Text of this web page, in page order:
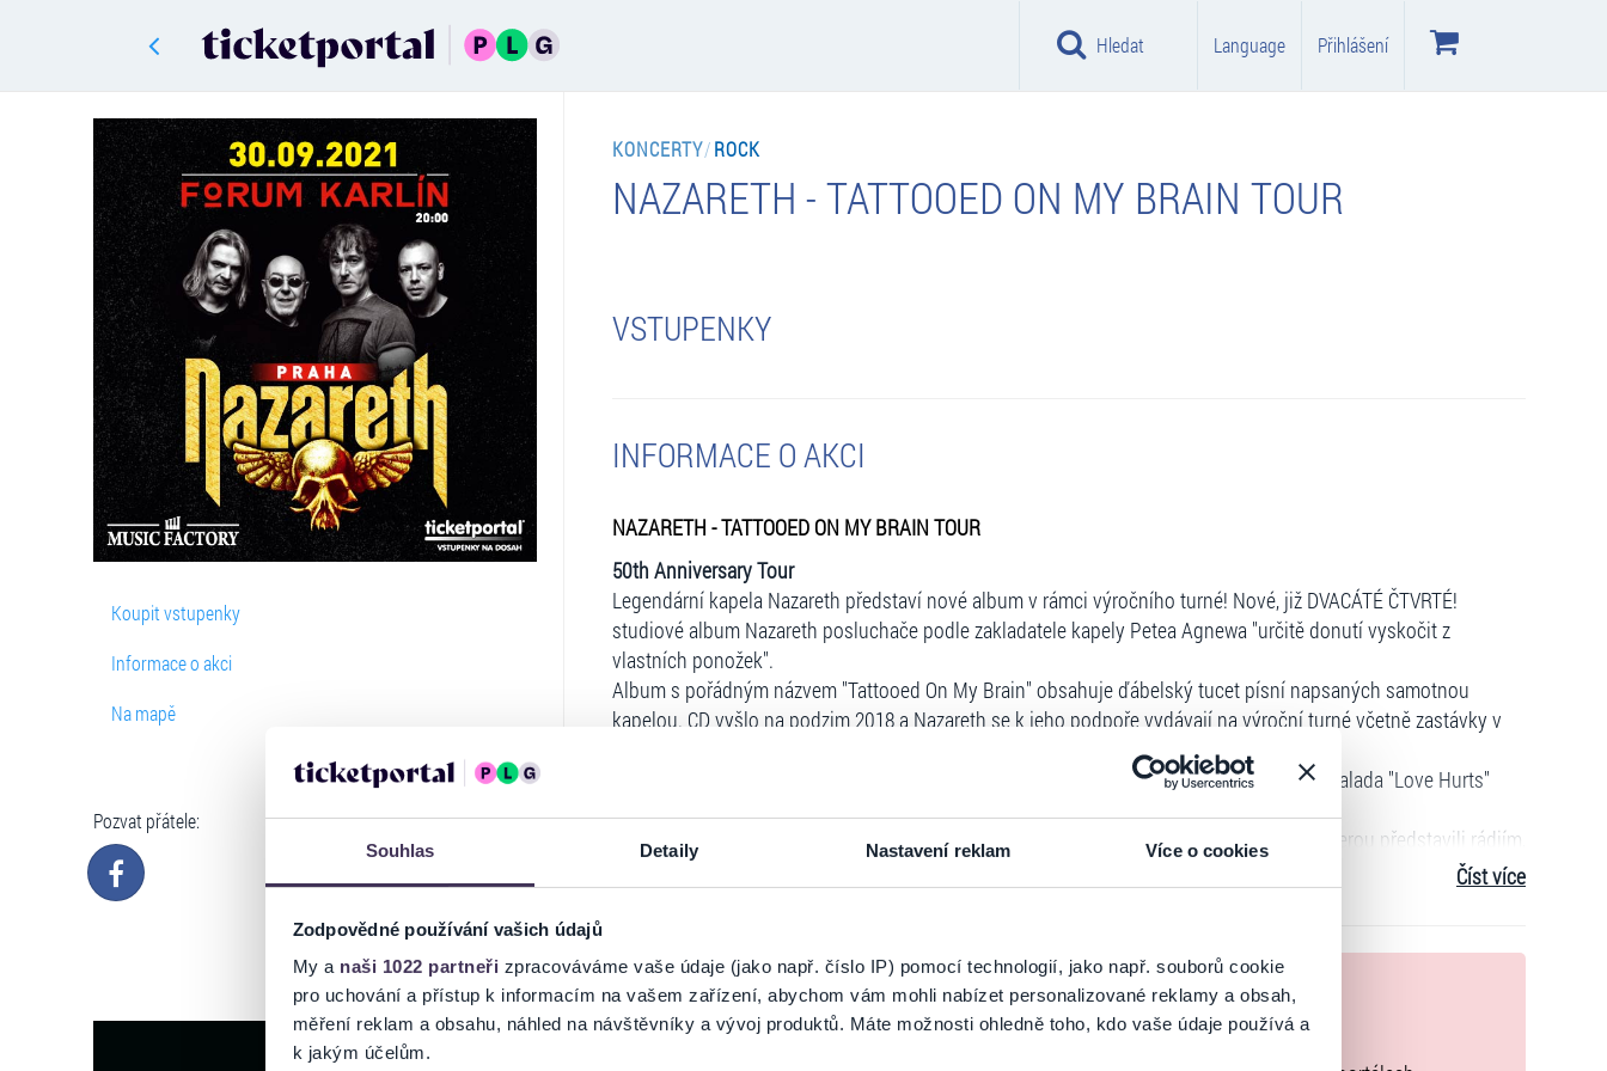
Souhlas Detaily Nastavení reklam Více o cookies
Zodpovědné používání vašich údajů
My a naši 1022 partneři zpracováváme vaše údaje (jako např. číslo IP) pomocí technologií, jako např. souborů cookie
pro uchování a přístup k informacím na vašem zařízení, abychom vám mohli nabízet personalizované reklamy a obsah,
měření reklam a obsahu, náhled na návštěvníky a vývoj produktů. Máte možnosti ohledně toho, kdo vaše údaje používá a
k jakým účelům.
Hledat Language Přihlášení
Koupit vstupenky
Informace o akci
Na mapě
Pozvat přátele:
KONCERTY/ROCK
NAZARETH - TATTOOED ON MY BRAIN TOUR
VSTUPENKY
INFORMACE O AKCI
NAZARETH - TATTOOED ON MY BRAIN TOUR
50th Anniversary Tour
Legendární kapela Nazareth představí nové album v rámci výročního turné! Nové, již DVACÁTÉ ČTVRTÉ!
studiové album Nazareth posluchače podle zakladatele kapely Petea Agnewa "určitě donutí vyskočit z
vlastních ponožek".
Album s pořádným názvem "Tattooed On My Brain" obsahuje ďábelský tucet písní napsaných samotnou
kapelou. CD vyšlo na podzim 2018 a Nazareth se k jeho podpoře vydávají na výroční turné včetně zastávky v
Od založení kapely v roce 1968 se většina jejích alb stala nesmrtelnou klasikou rocku a balada "Love Hurts"
Ale Nazareth neplánují zůstat jen na tom, čeho už dosáhli. Vypalovačka "Pole to Pole", kterou představili rádiím,
potvrzuje jejich prohlášení, že album je "jedním z nejlepších v historii kapely".
Vstupenky v distribuci na prodejních místech Ticketportal a nebo je můžete
zakoupit a vytisknout on-line přímo na ticketportal.cz - HOMEtickets!
Číst více
Ticketportal je zárukou pravosti vstupenek
Na stránkách společnosti Ticketportal si vždy zakoupíte originální vstupenky.